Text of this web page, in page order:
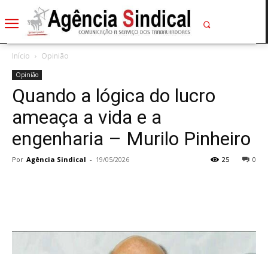
Início Opinião
Opinião
Quando a lógica do lucro
ameaça a vida e a
engenharia – Murilo Pinheiro
Por Agência Sindical - 19/05/2026 0
25